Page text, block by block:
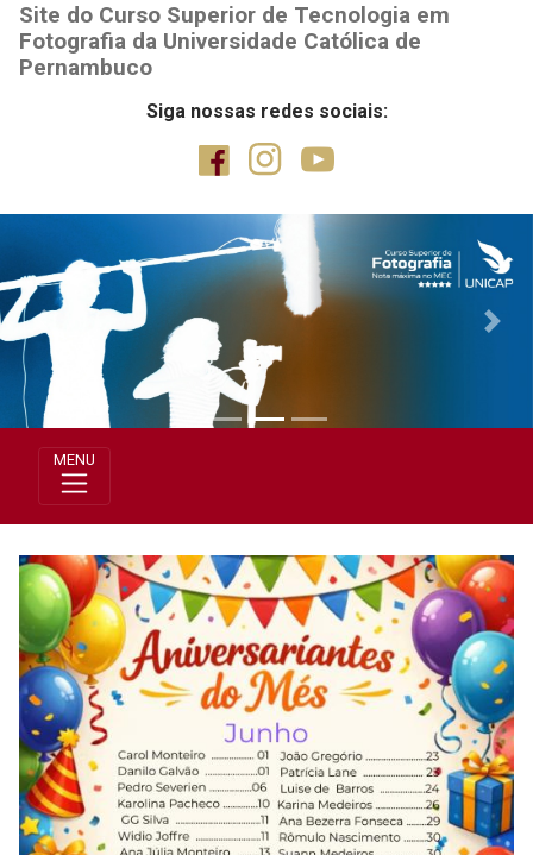
Site do Curso Superior de Tecnologia em
Fotografia da Universidade Católica de
Pernambuco
Siga nossas redes sociais:
Previous Next
MENU